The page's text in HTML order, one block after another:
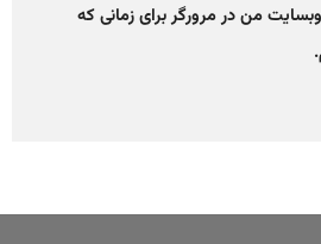
من در مرورگر برای زمانی که